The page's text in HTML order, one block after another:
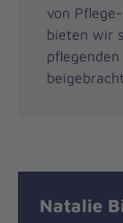
von
bieten wir
Natalie